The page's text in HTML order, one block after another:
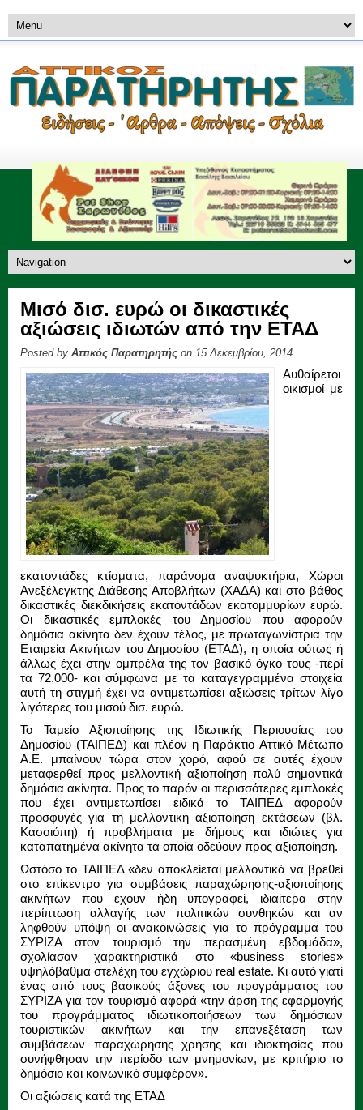
Μισό δισ. ευρώ οι δικαστικές
αξιώσεις ιδιωτών από την ΕΤΑΔ
Posted by Αττικός Παρατηρητής on 15 Δεκεμβρίου, 2014
Αυθαίρετοι
οικισμοί με
εκατοντάδες κτίσματα, παράνομα αναψυκτήρια, Χώροι
Ανεξέλεγκτης Διάθεσης Αποβλήτων (ΧΑΔΑ) και στο βάθος
δικαστικές διεκδικήσεις εκατοντάδων εκατομμυρίων ευρώ.
Οι δικαστικές εμπλοκές του Δημοσίου που αφορούν
δημόσια ακίνητα δεν έχουν τέλος, με πρωταγωνίστρια την
Εταιρεία Ακινήτων του Δημοσίου (ΕΤΑΔ), η οποία ούτως ή
άλλως έχει στην ομπρέλα της τον βασικό όγκο τους -περί
τα 72.000- και σύμφωνα με τα καταγεγραμμένα στοιχεία
αυτή τη στιγμή έχει να αντιμετωπίσει αξιώσεις τρίτων λίγο
λιγότερες του μισού δισ. ευρώ.
Το Ταμείο Αξιοποίησης της Ιδιωτικής Περιουσίας του
Δημοσίου (ΤΑΙΠΕΔ) και πλέον η Παράκτιο Αττικό Μέτωπο
Α.Ε. μπαίνουν τώρα στον χορό, αφού σε αυτές έχουν
μεταφερθεί προς μελλοντική αξιοποίηση πολύ σημαντικά
δημόσια ακίνητα. Προς το παρόν οι περισσότερες εμπλοκές
που έχει αντιμετωπίσει ειδικά το ΤΑΙΠΕΔ αφορούν
προσφυγές για τη μελλοντική αξιοποίηση εκτάσεων (βλ.
Κασσιόπη) ή προβλήματα με δήμους και ιδιώτες για
καταπατημένα ακίνητα τα οποία οδεύουν προς αξιοποίηση.
Ωστόσο το ΤΑΙΠΕΔ «δεν αποκλείεται μελλοντικά να βρεθεί
στο επίκεντρο για συμβάσεις παραχώρησης-αξιοποίησης
ακινήτων που έχουν ήδη υπογραφεί, ιδιαίτερα στην
περίπτωση αλλαγής των πολιτικών συνθηκών και αν
ληφθούν υπόψη οι ανακοινώσεις για το πρόγραμμα του
ΣΥΡΙΖΑ στον τουρισμό την περασμένη εβδομάδα»,
σχολίασαν χαρακτηριστικά στο «business stories»
υψηλόβαθμα στελέχη του εγχώριου real estate. Κι αυτό γιατί
ένας από τους βασικούς άξονες του προγράμματος του
ΣΥΡΙΖΑ για τον τουρισμό αφορά «την άρση της εφαρμογής
του προγράμματος ιδιωτικοποιήσεων των δημόσιων
τουριστικών ακινήτων και την επανεξέταση των
συμβάσεων παραχώρησης χρήσης και ιδιοκτησίας που
συνήφθησαν την περίοδο των μνημονίων, με κριτήριο το
δημόσιο και κοινωνικό συμφέρον».
Οι αξιώσεις κατά της ΕΤΑΔ